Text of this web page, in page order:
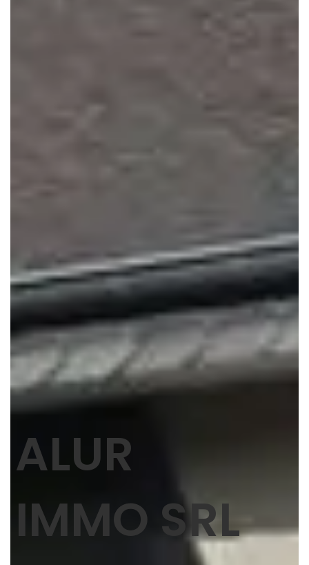
ALUR
IMMO SRL